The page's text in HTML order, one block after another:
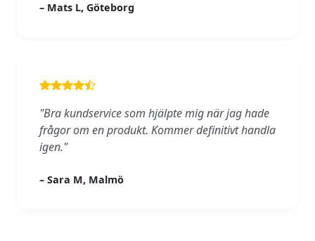
– Mats L, Göteborg
"Bra kundservice som hjälpte mig när jag hade
frågor om en produkt. Kommer definitivt handla
igen."
– Sara M, Malmö